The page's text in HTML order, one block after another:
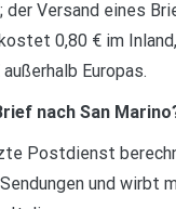
der Versand eines
0,80 € im
Europas.
nach San
Postdienst
und wirbt